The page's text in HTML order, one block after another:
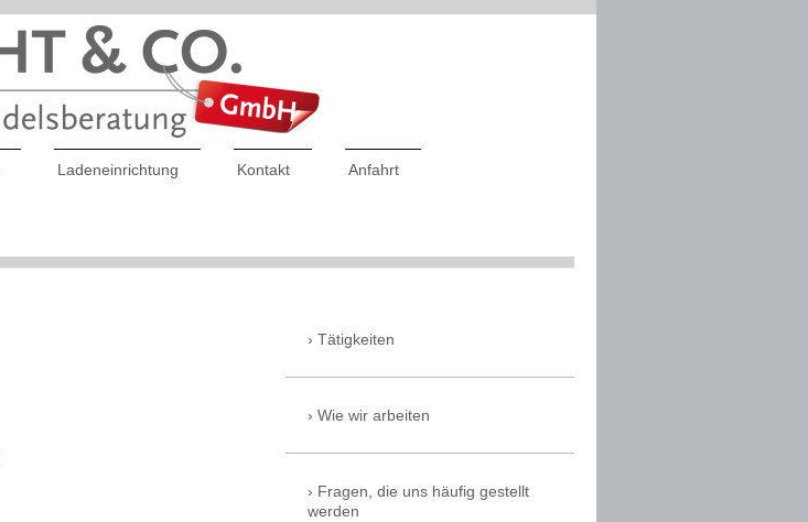
Ladeneinrichtung Kontakt Anfahrt
Tätigkeiten
Wie wir arbeiten
Fragen, die uns häufig gestellt
werden